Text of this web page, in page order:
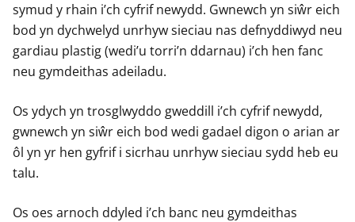
symud y rhain i’ch cyfrif newydd. Gwnewch yn siŵr eich
bod yn dychwelyd unrhyw sieciau nas defnyddiwyd neu
gardiau plastig (wedi’u torri’n ddarnau) i’ch hen fanc
neu gymdeithas adeiladu.
Os ydych yn trosglwyddo gweddill i’ch cyfrif newydd,
gwnewch yn siŵr eich bod wedi gadael digon o arian ar
ôl yn yr hen gyfrif i sicrhau unrhyw sieciau sydd heb eu
talu.
Os oes arnoch ddyled i’ch banc neu gymdeithas